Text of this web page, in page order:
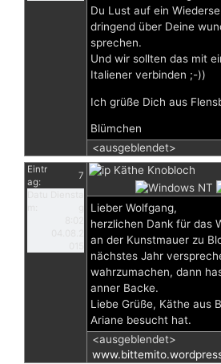
Du Lust auf ein
dringend über Deine
sprechen.
Und wir sollten das mit
Italiener verbinden ;-))
Ich grüße Dich aus
Blümchen
<ausgeblendet>
Eintr
ag:
7
Käthe Knobloch
Lieber Wolfgang,
herzlichen Dank für das
an der Kunstmauer zu
nächstes Jahr
wahrzumachen, dann
anner Backe.
Liebe Grüße, Käthe aus
Ariane besucht hat.
<ausgeblendet>